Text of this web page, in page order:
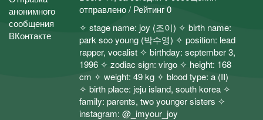
отправлено / Рейтинг 0
✧ stage name: joy (조이) ✧ birth name:
park soo young (박수영) ✧ position: lead
rapper, vocalist ✧ birthday: september 3,
1996 ✧ zodiac sign: virgo ✧ height: 168
cm ✧ weight: 49 kg ✧ blood type: a (II)
✧ birth place: jeju island, south korea ✧
family: parents, two younger sisters ✧
instagram: @_imyour_joy